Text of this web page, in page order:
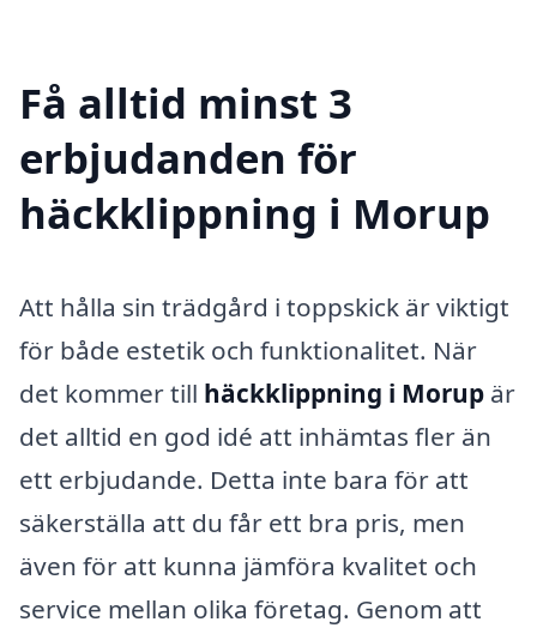
Få alltid minst 3
erbjudanden för
häckklippning i Morup
Att hålla sin trädgård i toppskick är viktigt
för både estetik och funktionalitet. När
det kommer till häckklippning i Morup är
det alltid en god idé att inhämtas fler än
ett erbjudande. Detta inte bara för att
säkerställa att du får ett bra pris, men
även för att kunna jämföra kvalitet och
service mellan olika företag. Genom att